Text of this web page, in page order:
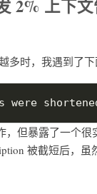
2% 上下
多时，我遇到了下
，但暴露了一个
被截短后，